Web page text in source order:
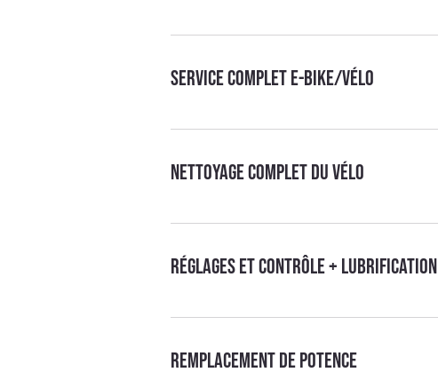
Service complet E-bike/Vélo
Nettoyage complet du vélo
Réglages et contrôle + lubrification
Remplacement de potence